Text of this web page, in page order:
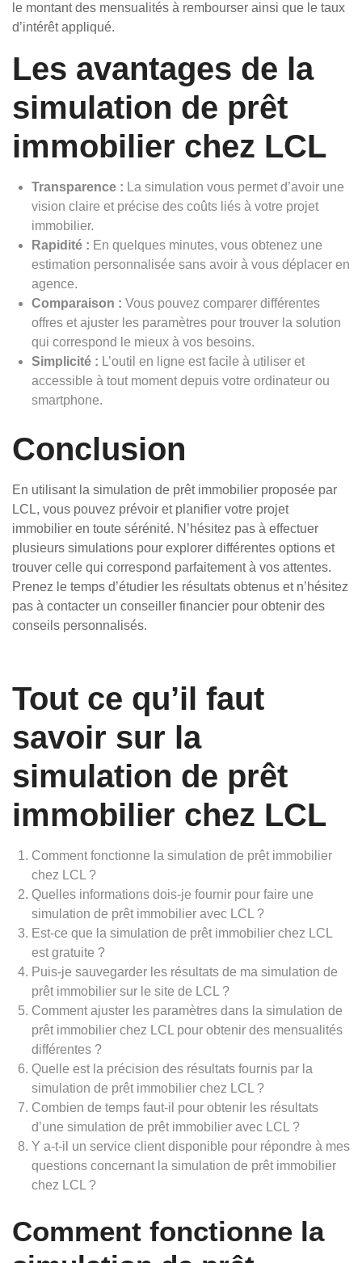
le montant des mensualités à rembourser ainsi que le taux
d’intérêt appliqué.
Les avantages de la
simulation de prêt
immobilier chez LCL
Transparence : La simulation vous permet d’avoir une
vision claire et précise des coûts liés à votre projet
immobilier.
Rapidité : En quelques minutes, vous obtenez une
estimation personnalisée sans avoir à vous déplacer en
agence.
Comparaison : Vous pouvez comparer différentes
offres et ajuster les paramètres pour trouver la solution
qui correspond le mieux à vos besoins.
Simplicité : L’outil en ligne est facile à utiliser et
accessible à tout moment depuis votre ordinateur ou
smartphone.
Conclusion
En utilisant la simulation de prêt immobilier proposée par
LCL, vous pouvez prévoir et planifier votre projet
immobilier en toute sérénité. N’hésitez pas à effectuer
plusieurs simulations pour explorer différentes options et
trouver celle qui correspond parfaitement à vos attentes.
Prenez le temps d’étudier les résultats obtenus et n’hésitez
pas à contacter un conseiller financier pour obtenir des
conseils personnalisés.
Tout ce qu’il faut
savoir sur la
simulation de prêt
immobilier chez LCL
Comment fonctionne la simulation de prêt immobilier
chez LCL ?
Quelles informations dois-je fournir pour faire une
simulation de prêt immobilier avec LCL ?
Est-ce que la simulation de prêt immobilier chez LCL
est gratuite ?
Puis-je sauvegarder les résultats de ma simulation de
prêt immobilier sur le site de LCL ?
Comment ajuster les paramètres dans la simulation de
prêt immobilier chez LCL pour obtenir des mensualités
différentes ?
Quelle est la précision des résultats fournis par la
simulation de prêt immobilier chez LCL ?
Combien de temps faut-il pour obtenir les résultats
d’une simulation de prêt immobilier avec LCL ?
Y a-t-il un service client disponible pour répondre à mes
questions concernant la simulation de prêt immobilier
chez LCL ?
Comment fonctionne la